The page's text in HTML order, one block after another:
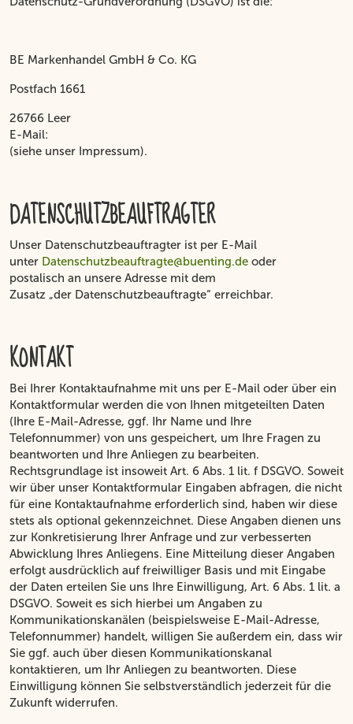
BE Markenhandel GmbH & Co. KG
Postfach 1661
26766 Leer
E-Mail:
(siehe unser Impressum).
DATENSCHUTZBEAUFTRAGTER
Unser Datenschutzbeauftragter ist per E-Mail
unter Datenschutzbeauftragte@buenting.de oder
postalisch an unsere Adresse mit dem
Zusatz „der Datenschutzbeauftragte“ erreichbar.
KONTAKT
Bei Ihrer Kontaktaufnahme mit uns per E-Mail oder über ein
Kontaktformular werden die von Ihnen mitgeteilten Daten
(Ihre E-Mail-Adresse, ggf. Ihr Name und Ihre
Telefonnummer) von uns gespeichert, um Ihre Fragen zu
beantworten und Ihre Anliegen zu bearbeiten.
Rechtsgrundlage ist insoweit Art. 6 Abs. 1 lit. f DSGVO. Soweit
wir über unser Kontaktformular Eingaben abfragen, die nicht
für eine Kontaktaufnahme erforderlich sind, haben wir diese
stets als optional gekennzeichnet. Diese Angaben dienen uns
zur Konkretisierung Ihrer Anfrage und zur verbesserten
Abwicklung Ihres Anliegens. Eine Mitteilung dieser Angaben
erfolgt ausdrücklich auf freiwilliger Basis und mit Eingabe
der Daten erteilen Sie uns Ihre Einwilligung, Art. 6 Abs. 1 lit. a
DSGVO. Soweit es sich hierbei um Angaben zu
Kommunikationskanälen (beispielsweise E-Mail-Adresse,
Telefonnummer) handelt, willigen Sie außerdem ein, dass wir
Sie ggf. auch über diesen Kommunikationskanal
kontaktieren, um Ihr Anliegen zu beantworten. Diese
Einwilligung können Sie selbstverständlich jederzeit für die
Zukunft widerrufen.